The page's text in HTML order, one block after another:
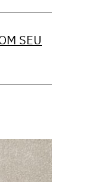
SEU